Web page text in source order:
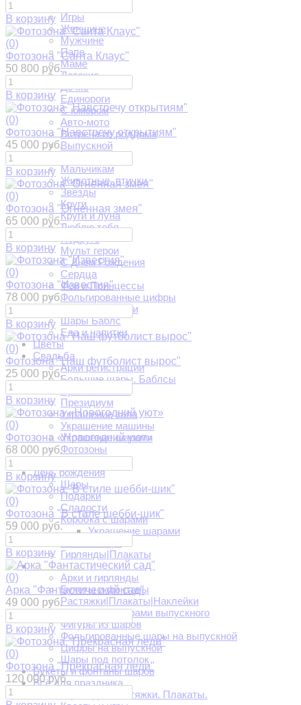
Игры
Женщине
Мужчине
Папе
Маме
Детские
Дочке
Единороги
С юмором
Авто-мото
Встреча из роддома
Выпускной
Мальчикам
Животные, птички
Звезды
Круги
Круги и луна
Люблю тебя
Подруге
Мульт герои
С Днем Рождения
Сердца
Феи и Принцессы
Фольгированные цифры
Шарики ходячки
Шары Баблс
Еда и напитки
Цветы
Свадьба
Арки регистрации
Большие шары. Баблсы
Президиум
Украшение зала
Украшение машины
Украшение шарами
Фотозоны
Шары
День рождения
Шары
Подарки
Сладости
Коробка с шарами
Украшение шарами
Гирлянды|Плакаты
Выпускной
Арки и гирлянды
Букеты и фонтаны
Растяжки|Плакаты|Наклейки
Украшение шарами выпускного
Фигуры из шаров
Фольгированные шары на выпускной
Цифры на выпускной
Шары под потолок
Букеты и фонтаны шаров
Всё для праздника
Гирлянды. Растяжки. Плакаты.
В корзину
(0)
Фотозона "Санта Клаус"
50 800 руб.
В корзину
(0)
Фотозона "Навстречу открытиям"
45 000 руб.
В корзину
(0)
Фотозона "Огненная змея"
65 000 руб.
В корзину
(0)
Фотозона "Известия"
78 000 руб.
В корзину
(0)
Фотозона "Наш футболист вырос"
25 000 руб.
В корзину
(0)
Фотозона «Новогодний уют»
68 000 руб.
В корзину
(0)
Фотозона "В стиле шебби-шик"
59 000 руб.
В корзину
(0)
Арка "Фантастический сад"
49 000 руб.
В корзину
(0)
Фотозона "Прекрасная леди"
120 000 руб.